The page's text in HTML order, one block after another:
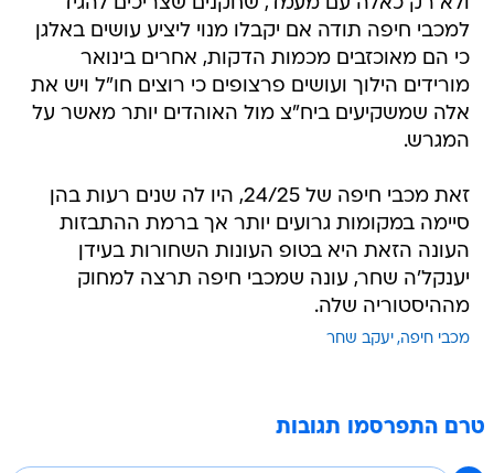
למכבי חיפה תודה אם יקבלו מנוי ליציע עושים באלגן
כי הם מאוכזבים מכמות הדקות, אחרים בינואר
מורידים הילוך ועושים פרצופים כי רוצים חו"ל ויש את
אלה שמשקיעים ביח"צ מול האוהדים יותר מאשר על
המגרש.
זאת מכבי חיפה של 24/25, היו לה שנים רעות בהן
סיימה במקומות גרועים יותר אך ברמת ההתבזות
העונה הזאת היא בטופ העונות השחורות בעידן
יענקל'ה שחר, עונה שמכבי חיפה תרצה למחוק
מההיסטוריה שלה.
מכבי חיפה יעקב שחר
טרם התפרסמו תגובות